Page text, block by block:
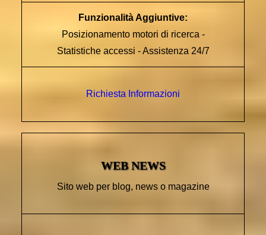
Funzionalità Aggiuntive:
Posizionamento motori di ricerca -
Statistiche accessi - Assistenza 24/7
Richiesta Informazioni
WEB NEWS
Sito web per blog, news o magazine